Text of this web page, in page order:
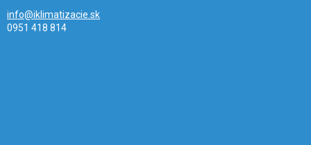
info@iklimatizacie.sk
0951 418 814